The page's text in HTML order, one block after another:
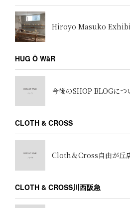
Hiroyo Masuko
HUG Ō WäR
今後のSHOP BLOGにつ
CLOTH & CROSS
Cloth＆Cross自由が丘
CLOTH & CROSS川西阪急